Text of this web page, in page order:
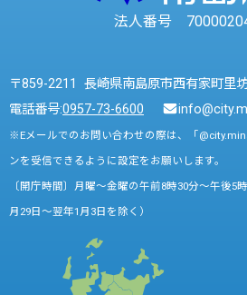
法人番号
〒859-2211 長崎県南島原市西有家町里
電話番号:0957-73-6600
※Eメールでのお問い合わせの際は、「
ンを受信できるように設定をお願いします。
〔開庁時間〕月曜～金曜の午前8時30分～午後5
月29日～翌年1月3日を除く）